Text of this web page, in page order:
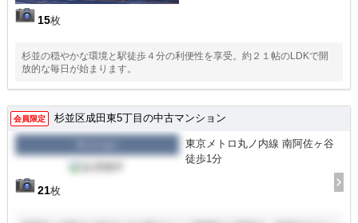
15枚
杉並の穏やかな環境と駅徒歩４分の利便性を享受。約２１帖のLDKで開
放的な毎日が始まります。
会員限定 杉並区成田東5丁目の中古マンション
21枚
東京メトロ丸ノ内線 南阿佐ヶ谷
徒歩1分